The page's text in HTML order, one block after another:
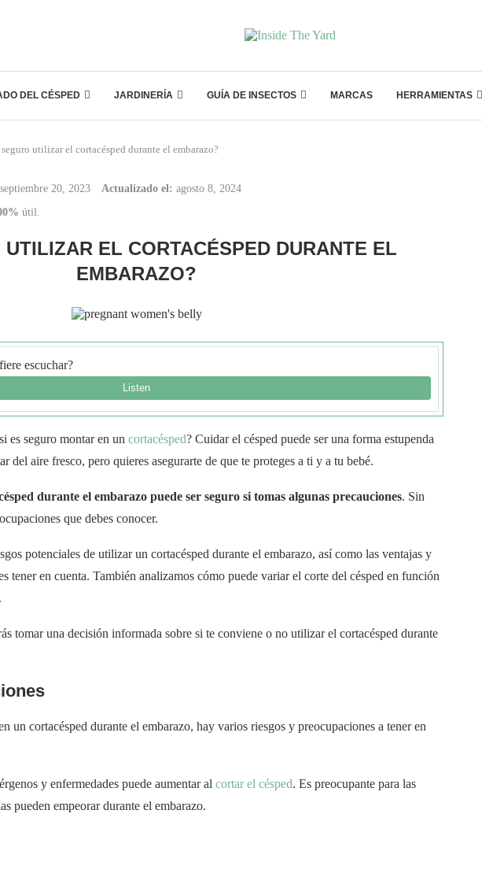
DEL CÉSPED JARDINERÍA GUÍA DE INSECTOS MARCAS HERRAMIENTAS
seguro utilizar el cortacésped durante el embarazo?
septiembre 20, 2023 Actualizado el: agosto 8, 2024
útil.
EL CORTACÉSPED DURANTE EL
EMBARAZO?
escuchar?
es seguro montar en un cortacésped? Cuidar el césped puede ser una forma estupenda
del aire fresco, pero quieres asegurarte de que te proteges a ti y a tu bebé.
durante el embarazo puede ser seguro si tomas algunas precauciones. Sin
que debes conocer.
potenciales de utilizar un cortacésped durante el embarazo, así como las ventajas y
tener en cuenta. También analizamos cómo puede variar el corte del césped en función
tomar una decisión informada sobre si te conviene o no utilizar el cortacésped durante
un cortacésped durante el embarazo, hay varios riesgos y preocupaciones a tener en
y enfermedades puede aumentar al cortar el césped. Es preocupante para las
pueden empeorar durante el embarazo.